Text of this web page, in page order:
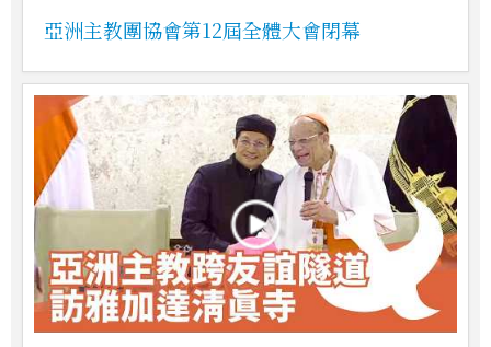
亞洲主教團協會第12屆全體大會閉幕